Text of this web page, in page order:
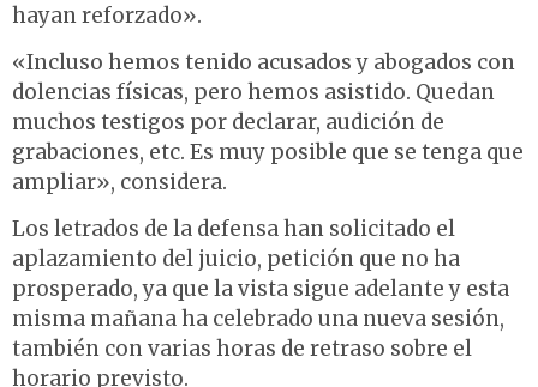
hayan reforzado».
«Incluso hemos tenido acusados y abogados con
dolencias físicas, pero hemos asistido. Quedan
muchos testigos por declarar, audición de
grabaciones, etc. Es muy posible que se tenga que
ampliar», considera.
Los letrados de la defensa han solicitado el
aplazamiento del juicio, petición que no ha
prosperado, ya que la vista sigue adelante y esta
misma mañana ha celebrado una nueva sesión,
también con varias horas de retraso sobre el
horario previsto.